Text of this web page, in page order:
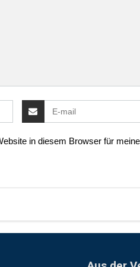
in diesem Browser für